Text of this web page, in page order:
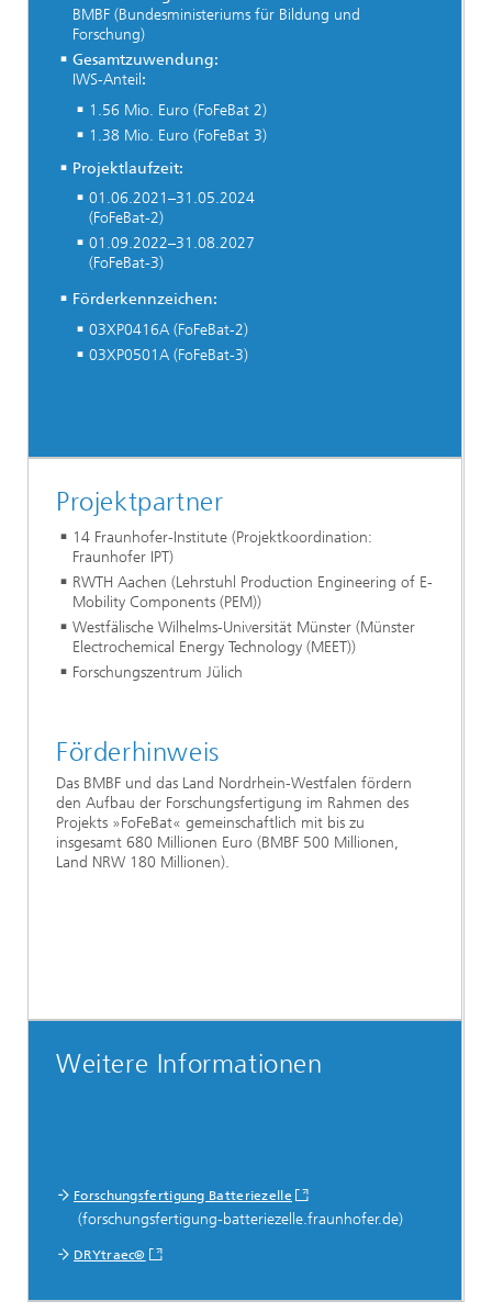
BMBF (Bundesministeriums für Bildung und
Forschung)
Gesamtzuwendung:
IWS-Anteil :
1.56 Mio. Euro (FoFeBat 2)
1.38 Mio. Euro (FoFeBat 3)
Projektlaufzeit:
01.06.2021–31.05.2024
(FoFeBat-2)
01.09.2022–31.08.2027
(FoFeBat-3)
Förderkennzeichen:
03XP0416A (FoFeBat-2)
03XP0501A (FoFeBat-3)
Projektpartner
14 Fraunhofer-Institute (Projektkoordination:
Fraunhofer IPT)
RWTH Aachen (Lehrstuhl Production Engineering of E-
Mobility Components (PEM))
Westfälische Wilhelms-Universität Münster (Münster
Electrochemical Energy Technology (MEET))
Forschungszentrum Jülich
Förderhinweis
Das BMBF und das Land Nordrhein-Westfalen fördern
den Aufbau der Forschungsfertigung im Rahmen des
Projekts »FoFeBat« gemeinschaftlich mit bis zu
insgesamt 680 Millionen Euro (BMBF 500 Millionen,
Land NRW 180 Millionen).
Weitere Informationen
Forschungsfertigung Batteriezelle
(forschungsfertigung-batteriezelle.fraunhofer.de)
DRYtraec®